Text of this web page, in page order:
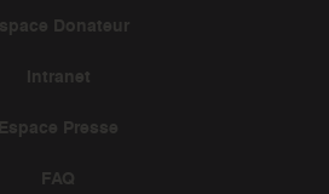
Donateur
Intranet
Espace Presse
FAQ